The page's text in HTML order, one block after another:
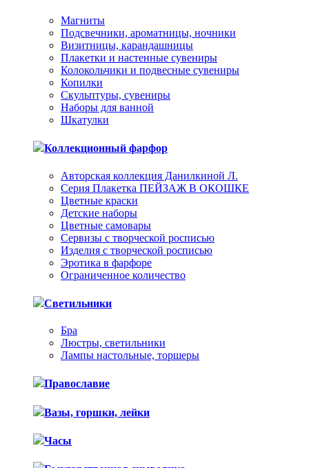
Магниты
Подсвечники, ароматницы, ночники
Визитницы, карандашницы
Плакетки и настенные сувениры
Колокольчики и подвесные сувениры
Копилки
Скульптуры, сувениры
Наборы для ванной
Шкатулки
Коллекционный фарфор
Авторская коллекция Данилкиной Л.
Серия Плакетка ПЕЙЗАЖ В ОКОШКЕ
Цветные краски
Детские наборы
Цветные самовары
Сервизы с творческой росписью
Изделия с творческой росписью
Эротика в фарфоре
Ограниченное количество
Светильники
Бра
Люстры, светильники
Лампы настольные, торшеры
Православие
Вазы, горшки, лейки
Часы